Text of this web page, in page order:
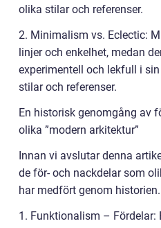
olika stilar och referenser.
2. Minimalism vs. Eclectic:
linjer och enkelhet, medan
experimentell och lekfull i
stilar och referenser.
En historisk genomgång av
olika ”modern arkitektur”
Innan vi avslutar denna
de för- och nackdelar som
har medfört genom historien.
1. Funktionalism – Fördelar: